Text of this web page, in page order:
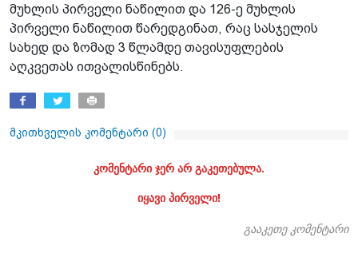
მუხლის პირველი ნაწილით და 126-ე მუხლის
პირველი ნაწილით წარედგინათ, რაც სასჯელის
სახედ და ზომად 3 წლამდე თავისუფლების
აღკვეთას ითვალისწინებს.
მკითხველის კომენტარი (0)
კომენტარი ჯერ არ გაკეთებულა.
იყავი პირველი!
გააკეთე კომენტარი